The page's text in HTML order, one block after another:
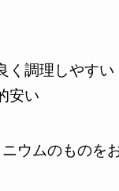
く調理しやすい
安い
ウムのものを